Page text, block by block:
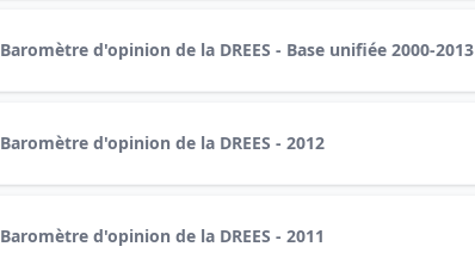
Baromètre d'opinion de la DREES - Base unifiée 2000-2013
Baromètre d'opinion de la DREES - 2012
Baromètre d'opinion de la DREES - 2011